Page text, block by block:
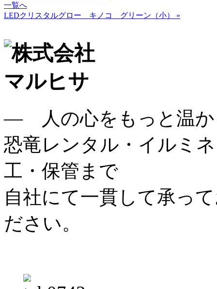
一覧へ
LEDクリスタルグロー キノコ グリーン（小） »
― 人の心をもっと温
恐竜レンタル・イルミ
工・保管まで
自社にて一貫して承っ
ださい。